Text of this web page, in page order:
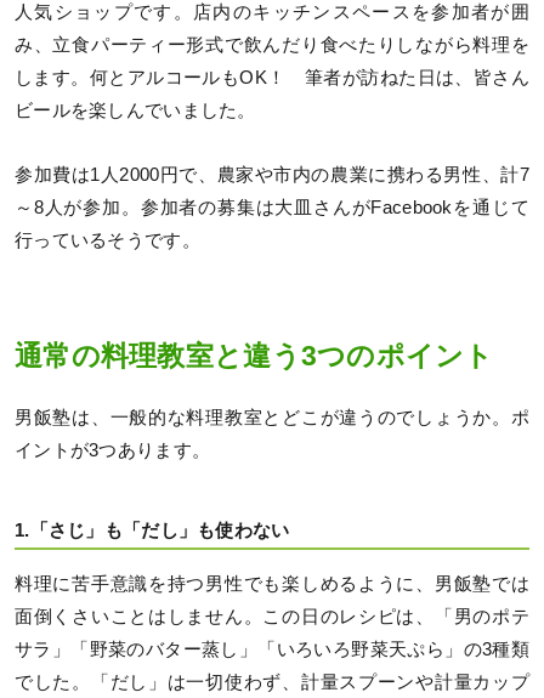
人気ショップです。店内のキッチンスペースを参加者が囲
み、立食パーティー形式で飲んだり食べたりしながら料理を
します。何とアルコールもOK！ 筆者が訪ねた日は、皆さん
ビールを楽しんでいました。
参加費は1人2000円で、農家や市内の農業に携わる男性、計7
～8人が参加。参加者の募集は大皿さんがFacebookを通じて
行っているそうです。
通常の料理教室と違う3つのポイント
男飯塾は、一般的な料理教室とどこが違うのでしょうか。ポ
イントが3つあります。
1.「さじ」も「だし」も使わない
料理に苦手意識を持つ男性でも楽しめるように、男飯塾では
面倒くさいことはしません。この日のレシピは、「男のポテ
サラ」「野菜のバター蒸し」「いろいろ野菜天ぷら」の3種類
でした。「だし」は一切使わず、計量スプーンや計量カップ